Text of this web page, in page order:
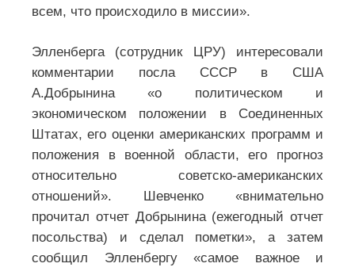
всем, что происходило в миссии».
Элленберга (сотрудник ЦРУ) интересовали
комментарии посла СССР в США
А.Добрынина «о политическом и
экономическом положении в Соединенных
Штатах, его оценки американских программ и
положения в военной области, его прогноз
относительно советско-американских
отношений». Шевченко «внимательно
прочитал отчет Добрынина (ежегодный отчет
посольства) и сделал пометки», а затем
сообщил Элленбергу «самое важное и